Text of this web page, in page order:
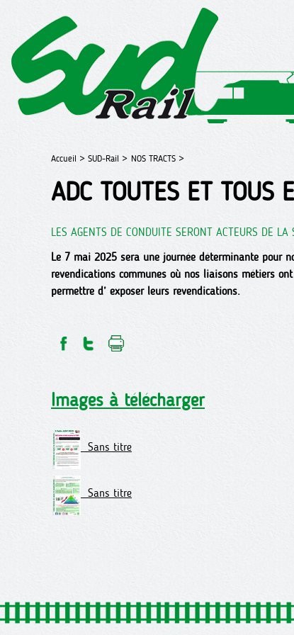
Accueil > SUD-Rail > NOS TRACTS >
ADC TOUTES ET TOUS
LES AGENTS DE CONDUITE SERONT ACTEURS DE LA
Le 7 mai 2025 sera une journée déterminante pour
revendications communes où nos liaisons métiers
permettre d’ exposer leurs revendications.
Images à télécharger
Sans titre
Sans titre